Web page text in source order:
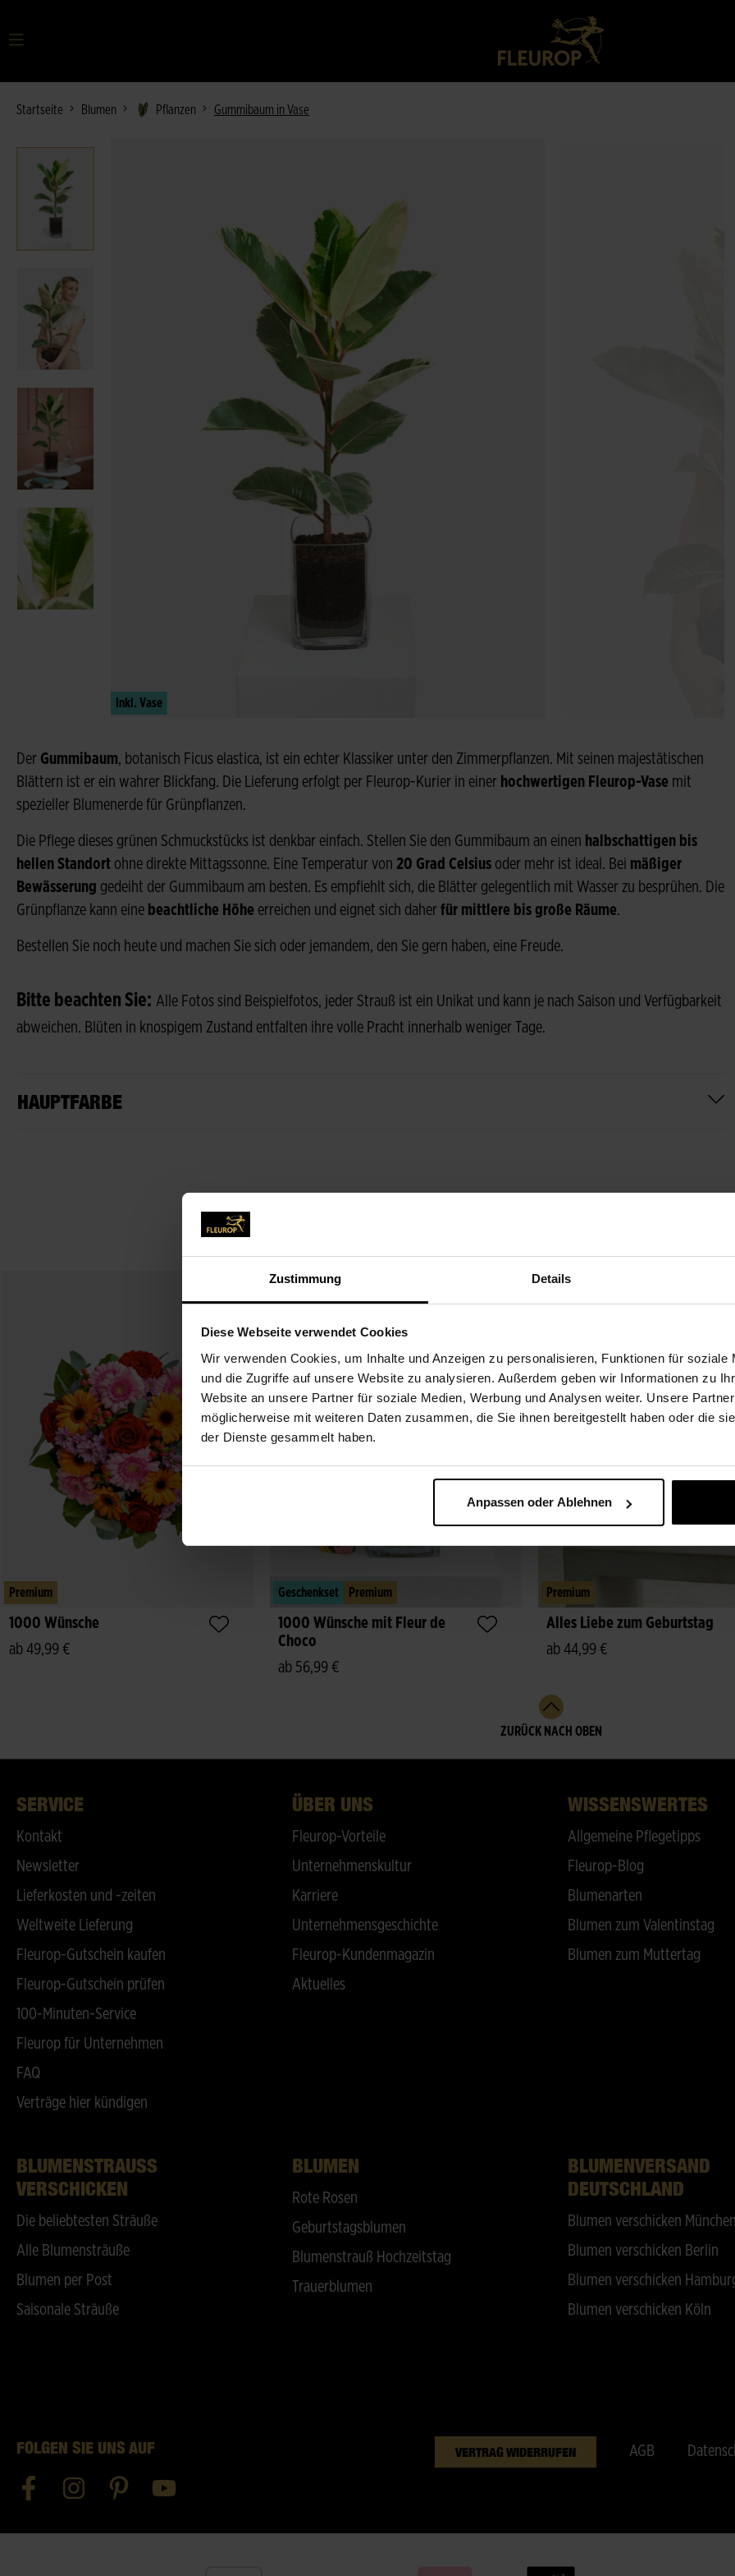
Zustimmung Details
Diese Webseite verwendet Cookies
Wir verwenden Cookies, um Inhalte und Anzeigen zu personalisieren, Funktionen für soziale
und die Zugriffe auf unsere Website zu analysieren. Außerdem geben wir Informationen zu
Website an unsere Partner für soziale Medien, Werbung und Analysen weiter. Unsere
möglicherweise mit weiteren Daten zusammen, die Sie ihnen bereitgestellt haben oder die
der Dienste gesammelt haben.
Anpassen oder Ablehnen
Startseite Blumen Pflanzen Gummibaum in Vase
Inkl. Vase
Der Gummibaum, botanisch Ficus elastica, ist ein echter Klassiker unter den Zimmerpflanzen. Mit seinen majestätischen
Blättern ist er ein wahrer Blickfang. Die Lieferung erfolgt per Fleurop-Kurier in einer hochwertigen Fleurop-Vase mit
spezieller Blumenerde für Grünpflanzen.
Die Pflege dieses grünen Schmuckstücks ist denkbar einfach. Stellen Sie den Gummibaum an einen halbschattigen bis
hellen Standort ohne direkte Mittagssonne. Eine Temperatur von 20 Grad Celsius oder mehr ist ideal. Bei mäßiger
Bewässerung gedeiht der Gummibaum am besten. Es empfiehlt sich, die Blätter gelegentlich mit Wasser zu besprühen. Die
Grünpflanze kann eine beachtliche Höhe erreichen und eignet sich daher für mittlere bis große Räume.
Bestellen Sie noch heute und machen Sie sich oder jemandem, den Sie gern haben, eine Freude.
Bitte beachten Sie: Alle Fotos sind Beispielfotos, jeder Strauß ist ein Unikat und kann je nach Saison und Verfügbarkeit
abweichen. Blüten in knospigem Zustand entfalten ihre volle Pracht innerhalb weniger Tage.
HAUPTFARBE
Premium
1000 Wünsche
ab 49,99 €
Geschenkset Premium
1000 Wünsche mit Fleur de
Choco
ab 56,99 €
Premium
Alles Liebe zum Geburtstag
ab 44,99 €
ZURÜCK NACH OBEN
SERVICE
Kontakt
Newsletter
Lieferkosten und -zeiten
Weltweite Lieferung
Fleurop-Gutschein kaufen
Fleurop-Gutschein prüfen
100-Minuten-Service
Fleurop für Unternehmen
FAQ
Verträge hier kündigen
ÜBER UNS
Fleurop-Vorteile
Unternehmenskultur
Karriere
Unternehmensgeschichte
Fleurop-Kundenmagazin
Aktuelles
WISSENSWERTES
Allgemeine Pflegetipps
Fleurop-Blog
Blumenarten
Blumen zum Valentinstag
Blumen zum Muttertag
BLUMENSTRAUSS V
ERSCHICKEN
Die beliebtesten Sträuße
Alle Blumensträuße
Blumen per Post
Saisonale Sträuße
BLUMEN
Rote Rosen
Geburtstagsblumen
Blumenstrauß Hochzeitstag
Trauerblumen
BLUMENVERSAND
DEUTSCHLAND
Blumen verschicken München
Blumen verschicken Berlin
Blumen verschicken
Blumen verschicken Köln
FOLGEN SIE UNS AUF VERTRAG WIDERRUFEN AGB